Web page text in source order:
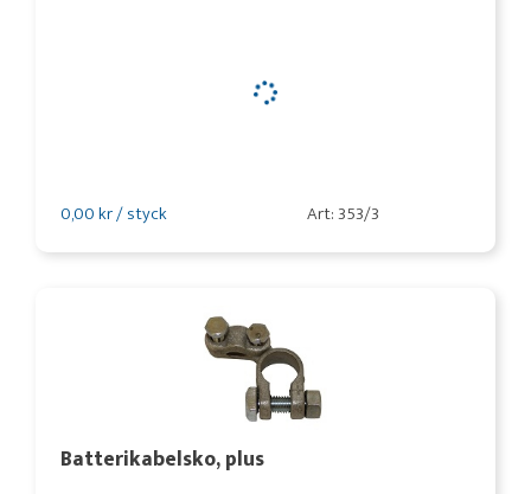
0,00 kr / styck Art: 353/3
Batterikabelsko, plus